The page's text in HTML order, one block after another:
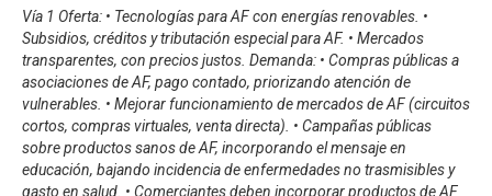
Vía 1 Oferta: • Tecnologías para AF con energías renovables. •
Subsidios, créditos y tributación especial para AF. • Mercados
transparentes, con precios justos. Demanda: • Compras públicas a
asociaciones de AF, pago contado, priorizando atención de
vulnerables. • Mejorar funcionamiento de mercados de AF (circuitos
cortos, compras virtuales, venta directa). • Campañas públicas
sobre productos sanos de AF, incorporando el mensaje en
educación, bajando incidencia de enfermedades no trasmisibles y
gasto en salud. • Comerciantes deben incorporar productos de AF